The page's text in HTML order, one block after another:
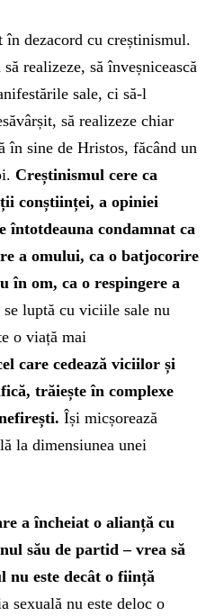
în dezacord cu creștinismul.
realizeze, să înveșnicească
sale, ci să-l
să realizeze chiar
în sine de Hristos, făcând un
Creștinismul cere ca
conștiinței, a opiniei
întotdeauna condamnat ca
a omului, ca o batjocorire
în om, ca o respingere a
se luptă cu viciile sale nu
o viață mai
care cedează viciilor și
trăiește în complexe
Își micșorează
la dimensiunea unei
a încheiat o alianță cu
său de partid – vrea să
nu este decât o ființă
sexuală nu este deloc o